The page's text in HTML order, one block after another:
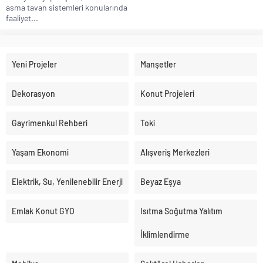
asma tavan sistemleri konularında
faaliyet...
Yeni Projeler Manşetler
Dekorasyon Konut Projeleri
Gayrimenkul Rehberi Toki
Yaşam Ekonomi Alışveriş Merkezleri
Elektrik, Su, Yenilenebilir Enerji Beyaz Eşya
Emlak Konut GYO Isıtma Soğutma Yalıtım
İklimlendirme